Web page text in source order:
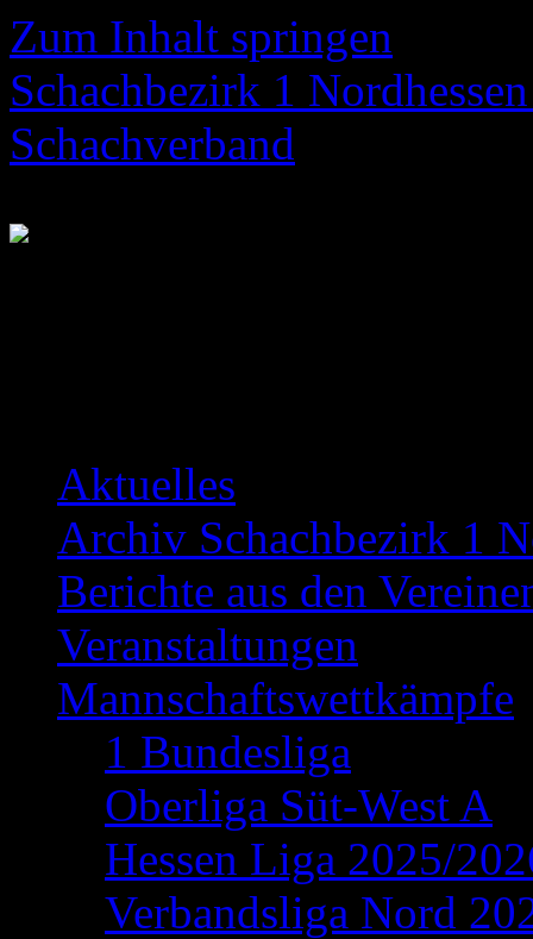
Zum Inhalt springen
Schachbezirk 1
Schachverband
Aktuelles
Archiv Schachbezirk 1
Berichte aus den
Veranstaltungen
Mannschaftswettkämpfe
1 Bundesliga
Oberliga Süt-West A
Hessen Liga 2025/
Verbandsliga Nord